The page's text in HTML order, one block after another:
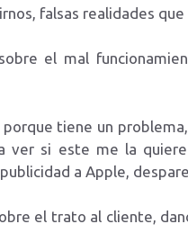
falsas realidades que
el mal
tiene un
ver si este me la
a Apple,
el trato al cliente,